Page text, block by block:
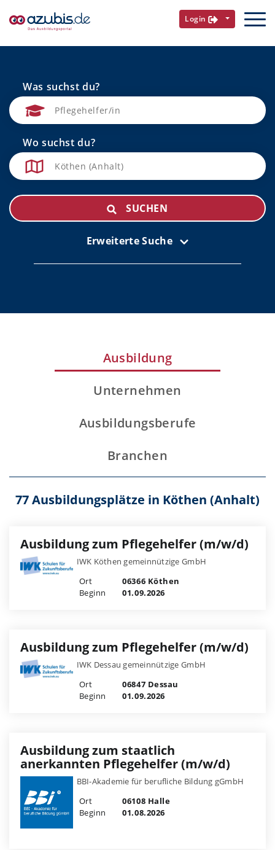
Login
Was suchst du?
Wo suchst du?
SUCHEN
Erweiterte Suche
Ausbildung
Unternehmen
Ausbildungsberufe
Branchen
77 Ausbildungsplätze in Köthen (Anhalt)
Ausbildung zum Pflegehelfer (m/w/d)
IWK Köthen gemeinnützige GmbH
Ort
06366 Köthen
Beginn
01.09.2026
Ausbildung zum Pflegehelfer (m/w/d)
IWK Dessau gemeinnützige GmbH
Ort
06847 Dessau
Beginn
01.09.2026
Ausbildung zum staatlich
anerkannten Pflegehelfer (m/w/d)
BBI-Akademie für berufliche Bildung gGmbH
Ort
06108 Halle
Beginn
01.08.2026